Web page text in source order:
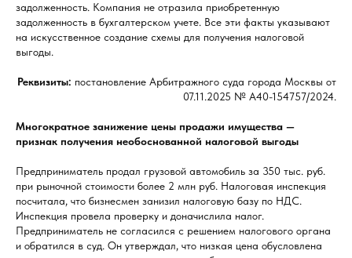
задолженность. Компания не отразила приобретенную
задолженность в бухгалтерском учете. Все эти факты указывают
на искусственное создание схемы для получения налоговой
выгоды.
Реквизиты: постановление Арбитражного суда города Москвы от
07.11.2025 № А40-154757/2024.
Многократное занижение цены продажи имущества —
признак получения необоснованной налоговой выгоды
Предприниматель продал грузовой автомобиль за 350 тыс. руб.
при рыночной стоимости более 2 млн руб. Налоговая инспекция
посчитала, что бизнесмен занизил налоговую базу по НДС.
Инспекция провела проверку и доначислила налог.
Предприниматель не согласился с решением налогового органа
и обратился в суд. Он утверждал, что низкая цена обусловлена